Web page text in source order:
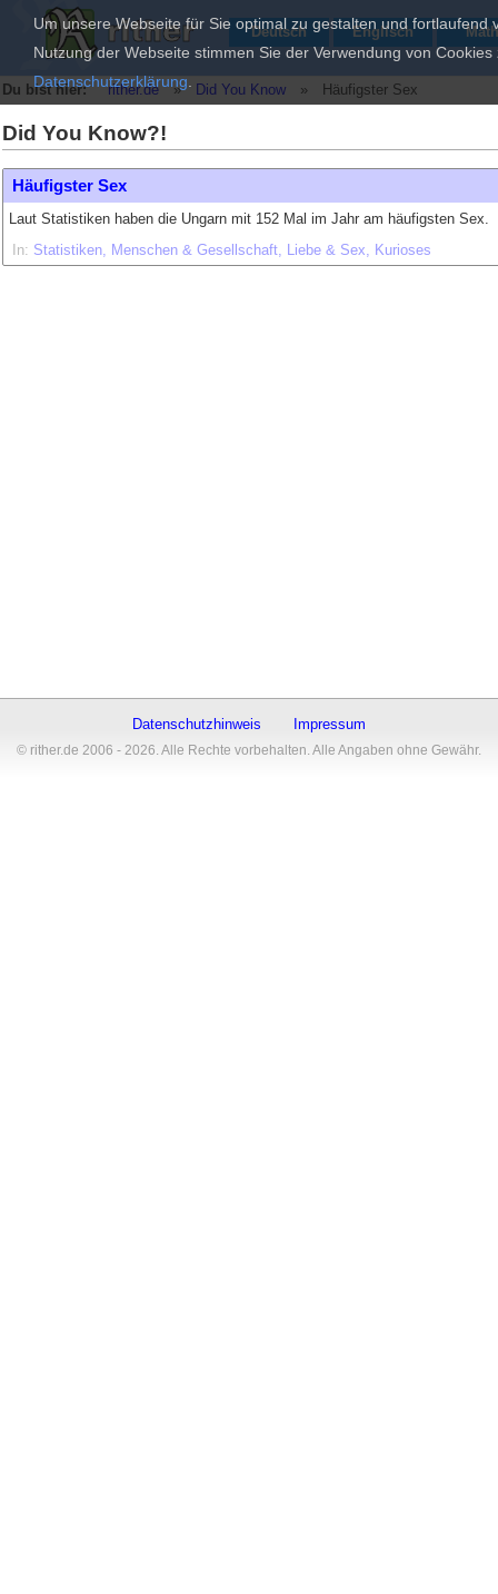
Deutsch Englisch
Du bist hier: rither.de » Did You Know » Häufigster Sex
Did You Know?!
Häufigster Sex
Laut Statistiken haben die Ungarn mit 152 Mal im Jahr am häufigsten Sex.
In: Statistiken Menschen & Gesellschaft Liebe & Sex Kurioses
Datenschutzhinweis Impressum
© rither.de 2006 - 2026. Alle Rechte vorbehalten. Alle Angaben ohne Gewähr.
Um unsere Webseite für Sie optimal zu gestalten und
Nutzung der Webseite stimmen Sie der Verwendung von
Datenschutzerklärung.